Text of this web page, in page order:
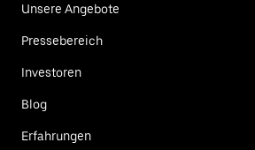
Unsere Angebote
Pressebereich
Investoren
Blog
Erfahrungen